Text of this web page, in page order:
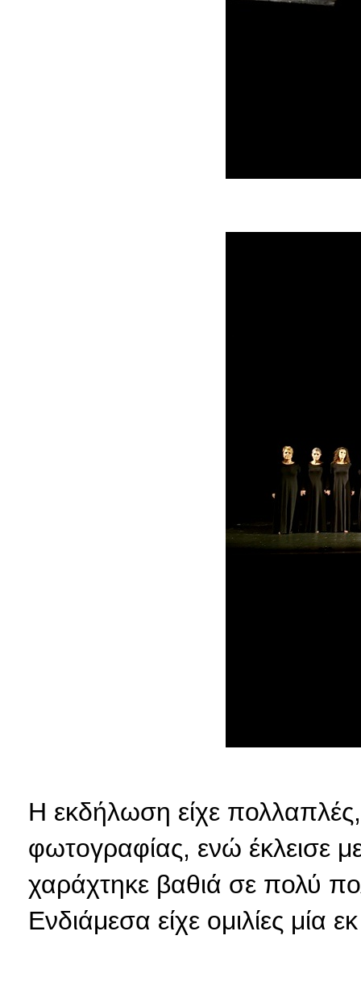
Η εκδήλωση είχε πολλαπλές,
φωτογραφίας, ενώ έκλεισε
χαράχτηκε βαθιά σε πολύ
Ενδιάμεσα είχε ομιλίες μία